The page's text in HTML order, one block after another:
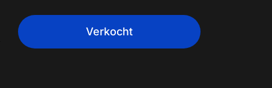
Verkocht